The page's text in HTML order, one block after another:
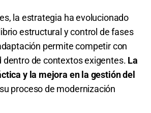
de 3.5
S/ 34 S/ 24
de 3.5
S/ 13,30 S/ 3,30
la estrategia ha evolucionado
estructural y control de fases
permite competir con
dentro de contextos exigentes. La
y la mejora en la gestión del
proceso de modernización